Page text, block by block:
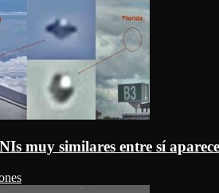
muy similares entre sí